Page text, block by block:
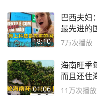
18:10
巴西夫妇
最先进的
2999年
7万次播放
01:06
海南旺季
而且还住
亚合适
11万次播放